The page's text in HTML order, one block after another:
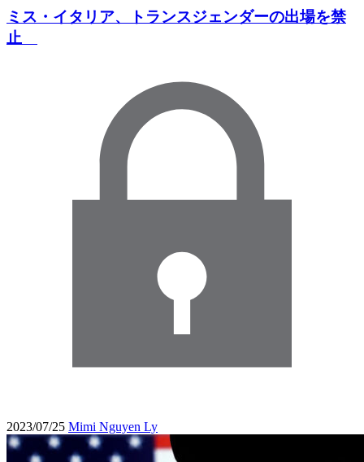
ミス・イタリア、トランスジェンダーの出場を禁
止
2023/07/25 Mimi Nguyen Ly